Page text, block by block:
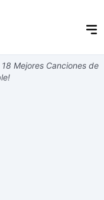
18 Mejores Canciones de